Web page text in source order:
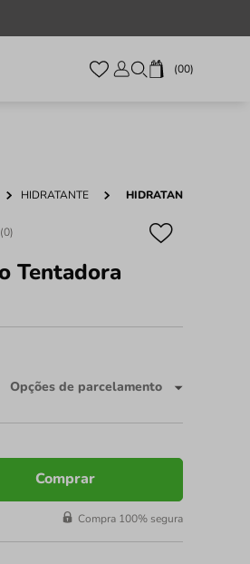
00
HIDRATANTE HIDRATANTE
(0)
Tentadora
Opções de parcelamento
Comprar
Compra 100% segura